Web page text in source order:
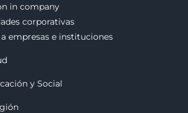
in company
corporativas
empresas e instituciones
y Social